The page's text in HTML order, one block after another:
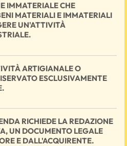
IMMATERIALE CHE
MATERIALI E IMMATERIALI
UN'ATTIVITÀ
ARTIGIANALE O
ESCLUSIVAMENTE
RICHIEDE LA REDAZIONE
UN DOCUMENTO LEGALE
E DALL'ACQUIRENTE.